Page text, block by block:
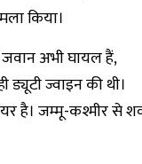
किया।
अभी घायल हैं,
ज्वाइन की थी।
है। जम्मू-कश्मीर से